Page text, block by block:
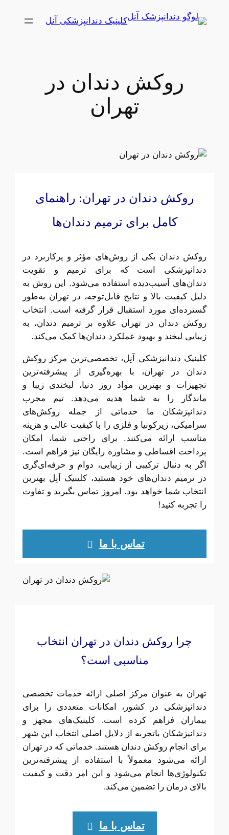
کلینیک دندانپزشکی آنل
روکش دندان در
تهران
روکش دندان در تهران: راهنمای
کامل برای ترمیم دندان‌ها
روکش دندان یکی از روش‌های مؤثر و پرکاربرد در
دندانپزشکی است که برای ترمیم و تقویت
دندان‌های آسیب‌دیده استفاده می‌شود. این روش به
دلیل کیفیت بالا و نتایج قابل‌توجه، در تهران به‌طور
گسترده‌ای مورد استقبال قرار گرفته است. انتخاب
روکش دندان در تهران علاوه بر ترمیم دندان، به
زیبایی لبخند و بهبود عملکرد دندان‌ها کمک می‌کند.
کلینیک دندانپزشکی آنِل، تخصصی‌ترین مرکز روکش
دندان در تهران، با بهره‌گیری از پیشرفته‌ترین
تجهیزات و بهترین مواد روز دنیا، لبخندی زیبا و
ماندگار را به شما هدیه می‌دهد. تیم مجرب
دندانپزشکان ما خدماتی از جمله روکش‌های
سرامیکی، زیرکونیا و فلزی را با کیفیت عالی و هزینه
مناسب ارائه می‌کنند. برای راحتی شما، امکان
پرداخت اقساطی و مشاوره رایگان نیز فراهم است.
اگر به دنبال ترکیبی از زیبایی، دوام و حرفه‌ای‌گری
در ترمیم دندان‌های خود هستید، کلینیک آنِل بهترین
انتخاب شما خواهد بود. امروز تماس بگیرید و تفاوت
را تجربه کنید!
تماس با ما
چرا روکش دندان در تهران انتخاب
مناسبی است؟
تهران به عنوان مرکز اصلی ارائه خدمات تخصصی
دندانپزشکی در کشور، امکانات متعددی را برای
بیماران فراهم کرده است. کلینیک‌های مجهز و
دندانپزشکان باتجربه از دلایل اصلی انتخاب این شهر
برای انجام روکش دندان هستند. خدماتی که در تهران
ارائه می‌شود معمولاً با استفاده از پیشرفته‌ترین
تکنولوژی‌ها انجام می‌شود و این امر دقت و کیفیت
بالای درمان را تضمین می‌کند.
تماس با ما